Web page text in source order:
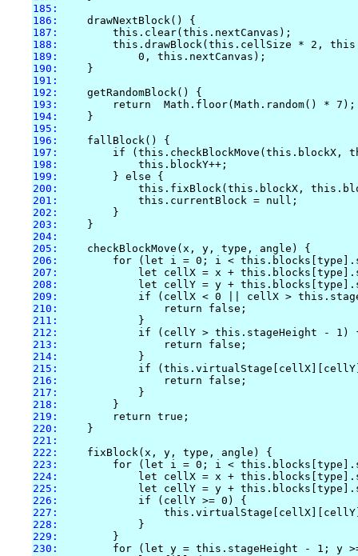
185:
186:
187:
188:
189:
190:
191:
192:
193:
194:
195:
196:
197:
198:
199:
200:
201:
202:
203:
204:
205:
206:
207:
208:
209:
210:
211:
212:
213:
214:
215:
216:
217:
218:
219:
220:
221:
222:
223:
224:
225:
226:
227:
228:
229:
230: